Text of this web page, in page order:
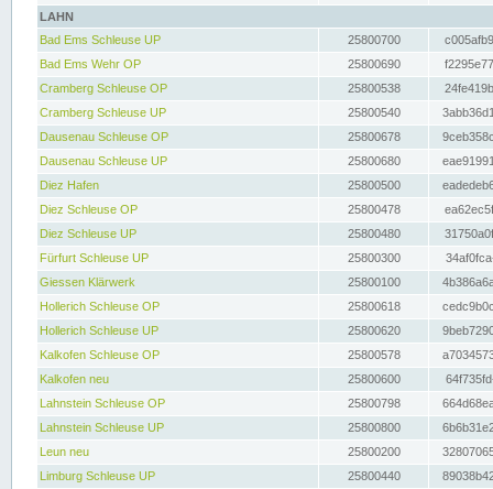
LAHN
Bad Ems Schleuse UP
25800700
Bad Ems Wehr OP
25800690
Cramberg Schleuse OP
25800538
Cramberg Schleuse UP
25800540
Dausenau Schleuse OP
25800678
Dausenau Schleuse UP
25800680
Diez Hafen
25800500
Diez Schleuse OP
25800478
Diez Schleuse UP
25800480
Fürfurt Schleuse UP
25800300
Giessen Klärwerk
25800100
Hollerich Schleuse OP
25800618
Hollerich Schleuse UP
25800620
Kalkofen Schleuse OP
25800578
Kalkofen neu
25800600
Lahnstein Schleuse OP
25800798
Lahnstein Schleuse UP
25800800
Leun neu
25800200
Limburg Schleuse UP
25800440